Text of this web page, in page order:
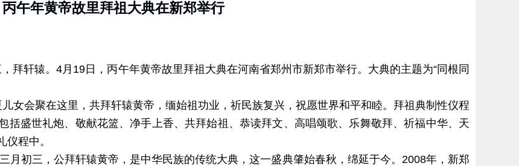
丙午年黄帝故里拜祖大典在新郑举行
拜轩辕。4月19日，丙午年黄帝故里拜祖大典在河南省郑州市新郑市举行。大典的主题为“同根同
女会聚在这里，共拜轩辕黄帝，缅始祖功业，祈民族复兴，祝愿世界和平和睦。拜祖典制性仪程
括盛世礼炮、敬献花篮、净手上香、共拜始祖、恭读拜文、高唱颂歌、乐舞敬拜、祈福中华、天
程中。
月初三，公拜轩辕黄帝，是中华民族的传统大典，这一盛典肇始春秋，绵延于今。2008年，新郑